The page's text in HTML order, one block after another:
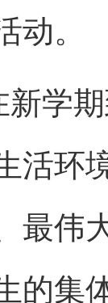
动。
新学
活环
最伟
的集